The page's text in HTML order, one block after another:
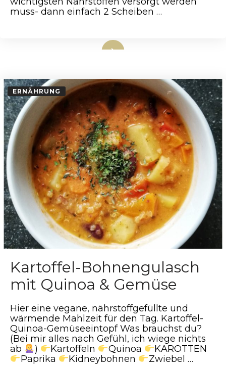
muss- dann einfach 2 Scheiben …
ERNÄHRUNG
Kartoffel-Bohnengulasch
mit Quinoa & Gemüse
Hier eine vegane, nährstoffgefüllte und
wärmende Mahlzeit für den Tag. Kartoffel-
Quinoa-Gemüseeintopf Was brauchst du?
(Bei mir alles nach Gefühl, ich wiege nichts
ab
) Kartoffeln Quinoa
KAROTTEN
Paprika
Kidneybohnen Zwiebel …